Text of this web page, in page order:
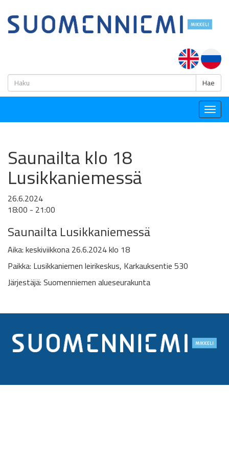
Hae
Saunailta klo 18
Lusikkaniemessä
26.6.2024
18:00 - 21:00
Saunailta Lusikkaniemessä
Aika: keskiviikkona 26.6.2024 klo 18
Paikka: Lusikkaniemen leirikeskus, Karkauksentie 530
Järjestäjä: Suomenniemen alueseurakunta